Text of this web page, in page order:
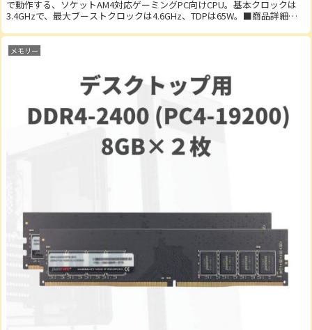
で動作する、ソケットAM4対応ゲーミングPC向けCPU。基本クロックは
3.4GHzで、最大ブーストクロックは4.6GHz、TDPは65W。■商品詳細・
メモリー